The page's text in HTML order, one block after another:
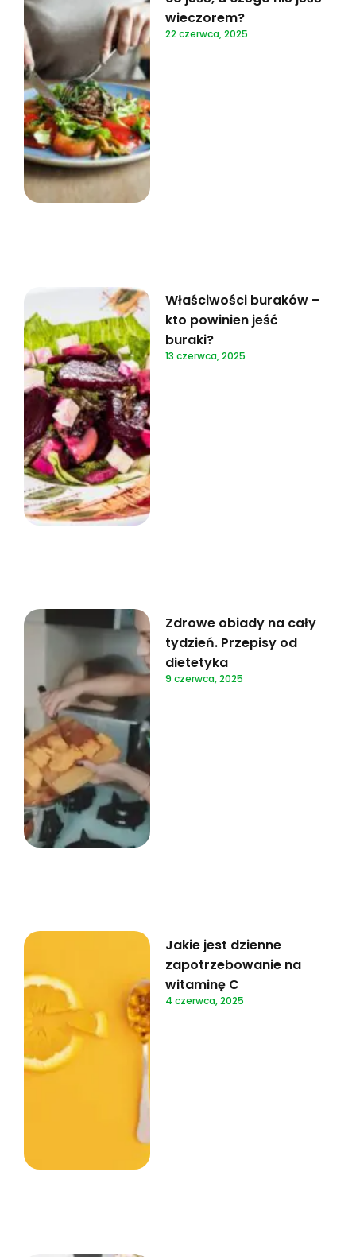
wieczorem?
22 czerwca, 2025
Właściwości buraków –
kto powinien jeść
buraki?
13 czerwca, 2025
Zdrowe obiady na cały
tydzień. Przepisy od
dietetyka
9 czerwca, 2025
Jakie jest dzienne
zapotrzebowanie na
witaminę C
4 czerwca, 2025